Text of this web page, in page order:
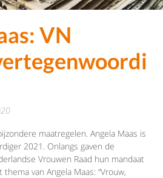
VN
maatregelen. Angela Maas is
2021. Onlangs gaven de
Vrouwen Raad hun mandaat
van Angela Maas: “Vrouw,